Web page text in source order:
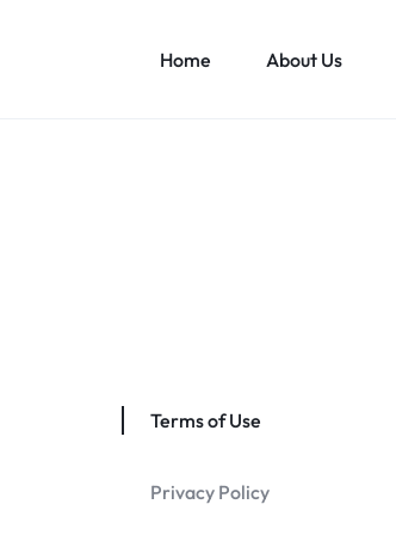
Home About Us
Terms of Use
Privacy Policy